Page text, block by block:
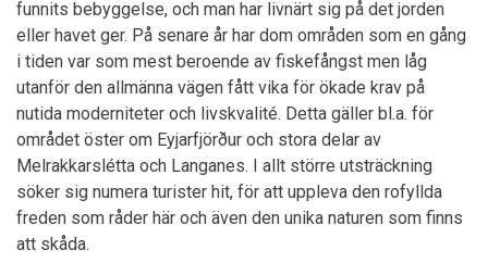
funnits bebyggelse, och man har livnärt sig på det jorden
eller havet ger. På senare år har dom områden som en gång
i tiden var som mest beroende av fiskefångst men låg
utanför den allmänna vägen fått vika för ökade krav på
nutida moderniteter och livskvalité. Detta gäller bl.a. för
området öster om Eyjarfjörður och stora delar av
Melrakkarslétta och Langanes. I allt större utsträckning
söker sig numera turister hit, för att uppleva den rofyllda
freden som råder här och även den unika naturen som finns
att skåda.